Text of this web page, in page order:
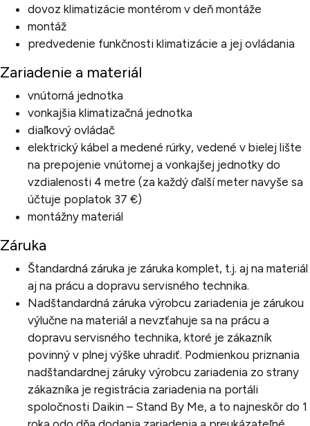
dovoz klimatizácie montérom v deň montáže
montáž
predvedenie funkčnosti klimatizácie a jej ovládania
Zariadenie a materiál
vnútorná jednotka
vonkajšia klimatizačná jednotka
diaľkový ovládač
elektrický kábel a medené rúrky, vedené v bielej lište
na prepojenie vnútornej a vonkajšej jednotky do
vzdialenosti 4 metre (za každý ďalší meter navyše sa
účtuje poplatok 37 €)
montážny materiál
Záruka
Štandardná záruka je záruka komplet, t.j. aj na materiál
aj na prácu a dopravu servisného technika.
Nadštandardná záruka výrobcu zariadenia je zárukou
výlučne na materiál a nevzťahuje sa na prácu a
dopravu servisného technika, ktoré je zákazník
povinný v plnej výške uhradiť. Podmienkou priznania
nadštandardnej záruky výrobcu zariadenia zo strany
zákazníka je registrácia zariadenia na portáli
spoločnosti Daikin – Stand By Me, a to najneskôr do 1